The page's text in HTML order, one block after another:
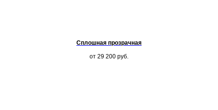
Сплошная прозрачная
от 29 200 руб.